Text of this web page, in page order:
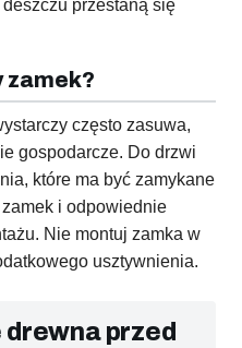
przestaną się
zamek?
często zasuwa,
gospodarcze. Do drzwi
które ma być zamykane
i odpowiednie
Nie montuj zamka w
usztywnienia.
przed